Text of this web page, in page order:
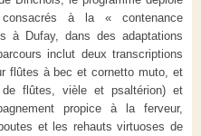
consacrés à la « contenance
à Dufay, dans des adaptations
inclut deux transcriptions
flûtes à bec et cornetto muto, et
flûtes, vièle et psaltérion) et
propice à la ferveur,
et les rehauts virtuoses de